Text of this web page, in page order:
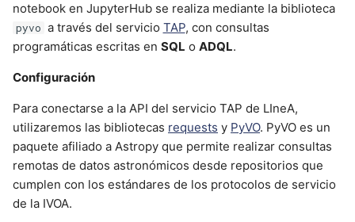
notebook en JupyterHub se realiza mediante la biblioteca
pyvo a través del servicio TAP, con consultas
programáticas escritas en SQL o ADQL.
Configuración
Para conectarse a la API del servicio TAP de LIneA,
utilizaremos las bibliotecas requests y PyVO. PyVO es un
paquete afiliado a Astropy que permite realizar consultas
remotas de datos astronómicos desde repositorios que
cumplen con los estándares de los protocolos de servicio
de la IVOA.